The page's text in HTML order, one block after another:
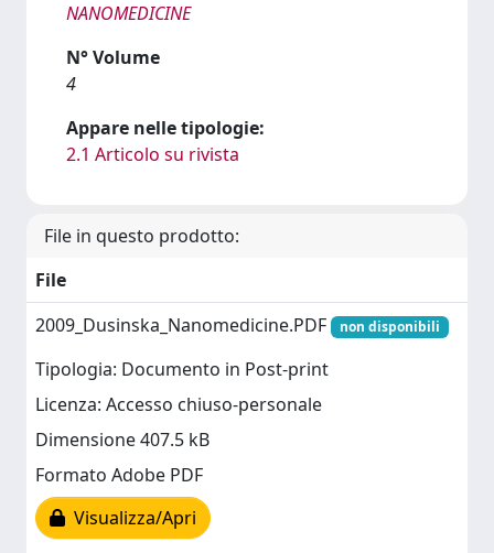
NANOMEDICINE
N° Volume
4
Appare nelle tipologie:
2.1 Articolo su rivista
File in questo prodotto:
File
2009_Dusinska_Nanomedicine.PDF
non disponibili
Tipologia: Documento in Post-print
Licenza: Accesso chiuso-personale
Dimensione 407.5 kB
Formato Adobe PDF
Visualizza/Apri